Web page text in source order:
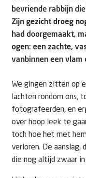
bevriende rabbijn
Zijn gezicht droeg
had doorgemaakt,
ogen: een zachte,
vanbinnen een vlam
We gingen zitten op
lachten rondom ons,
fotografeerden, en
over hoop leek te
toch hoe het met
verloren. De aanslag,
die nog altijd zwaar